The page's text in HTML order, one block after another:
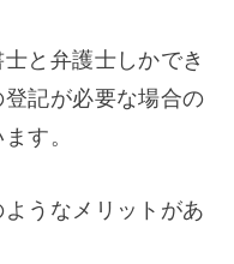
と弁護士しかでき
記が必要な場合の
す。
うなメリットがあ